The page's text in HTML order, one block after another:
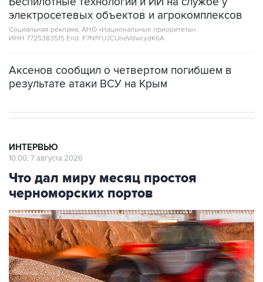
электросетевых объектов и агрокомплексов
Социальная реклама, АНО «Национальные приоритеты».
ИНН 7725383515 Erid: F7NfYUJCUneVdwcydK6A
Аксенов сообщил о четвертом погибшем в
результате атаки ВСУ на Крым
ИНТЕРВЬЮ
10:00, 7 августа 2026
Что дал миру месяц простоя
черноморских портов